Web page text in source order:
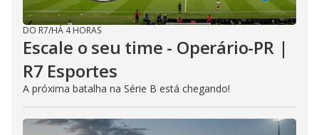
DO R7/HÁ 4 HORAS
Escale o seu time - Operário-PR |
R7 Esportes
A próxima batalha na Série B está chegando!